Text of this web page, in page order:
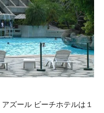
ズール ビーチホテルは１